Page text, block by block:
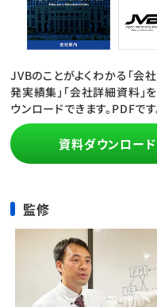
JVBのことがよくわかる「会社
発実績集」「会社詳細資料」
ウンロードできます。PDFです
資料ダウンロード
監修